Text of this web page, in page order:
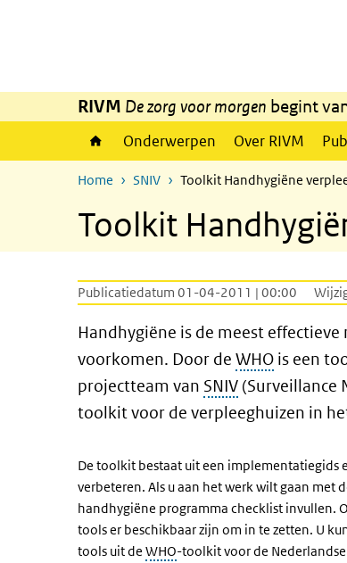
RIVM De zorg voor morgen begint
Onderwerpen Over RIVM
Home SNIV Toolkit Handhygiëne
Toolkit
Publicatiedatum 01-04-2011 | 00:00
Handhygiëne is de meest
voorkomen. Door de WHO is een
projectteam van SNIV (Surveillance
toolkit voor de verpleeghuizen in
De toolkit bestaat uit een implementatiegids
verbeteren. Als u aan het werk wilt gaan
handhygiëne programma checklist invullen.
tools er beschikbaar zijn om in te zetten. U
tools uit de WHO-toolkit voor de